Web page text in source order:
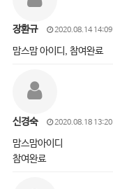
장환규 2020.08.14 14:09
맘스맘 아이디, 참여완료
신경숙 2020.08.18 13:20
맘스맘아이디
참여완료